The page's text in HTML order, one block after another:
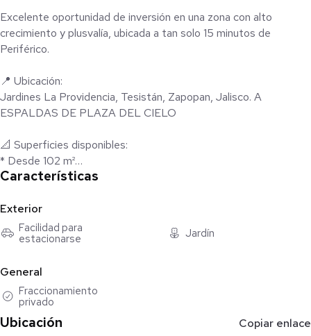
Excelente oportunidad de inversión en una zona con alto
crecimiento y plusvalía, ubicada a tan solo 15 minutos de
Periférico.
📍 Ubicación:
Jardines La Providencia, Tesistán, Zapopan, Jalisco. A
ESPALDAS DE PLAZA DEL CIELO
📐 Superficies disponibles:
* Desde 102 m²
* Terrenos con excelente distribución y frente ideal para
✨ Características del desarrollo:
* Calles privadas con acceso independiente
* Más de 150 árboles
* Urbanización completa
* Infraestructura oculta (agua, drenaje, electricidad y
telecomunicaciones)
Características
Exterior
Facilidad para
estacionarse
Jardín
General
Fraccionamiento
privado
Ubicación Copiar enlace